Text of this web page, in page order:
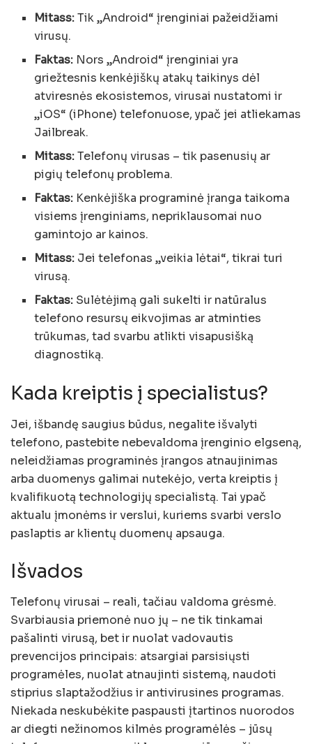
Mitass:Tik „Android“ įrenginiai pažeidžiami
virusų.
Faktas: Nors „Android“ įrenginiai yra
griežtesnis kenkėjiškų atakų taikinys dėl
atviresnės ekosistemos, virusai nustatomi ir
„iOS“ (iPhone) telefonuose, ypač jei atliekamas
Jailbreak.
Mitass:Telefonų virusas – tik pasenusių ar
pigių telefonų problema.
Faktas: Kenkėjiška programinė įranga taikoma
visiems įrenginiams, nepriklausomai nuo
gamintojo ar kainos.
Mitass: Jei telefonas „veikia lėtai“, tikrai turi
virusą.
Faktas: Sulėtėjimą gali sukelti ir natūralus
telefono resursų eikvojimas ar atminties
trūkumas, tad svarbu atlikti visapusišką
diagnostiką.
Kada kreiptis į specialistus?
Jei, išbandę saugius būdus, negalite išvalyti
telefono, pastebite nebevaldoma įrenginio elgseną,
neleidžiamas programinės įrangos atnaujinimas
arba duomenys galimai nutekėjo, verta kreiptis į
kvalifikuotą technologijų specialistą. Tai ypač
aktualu įmonėms ir verslui, kuriems svarbi verslo
paslaptis ar klientų duomenų apsauga.
Išvados
Telefonų virusai – reali, tačiau valdoma grėsmė.
Svarbiausia priemonė nuo jų – ne tik tinkamai
pašalinti virusą, bet ir nuolat vadovautis
prevencijos principais: atsargiai parsisiųsti
programėles, nuolat atnaujinti sistemą, naudoti
stiprius slaptažodžius ir antivirusines programas.
Niekada neskubėkite paspausti įtartinos nuorodos
ar diegti nežinomos kilmės programėlės – jūsų